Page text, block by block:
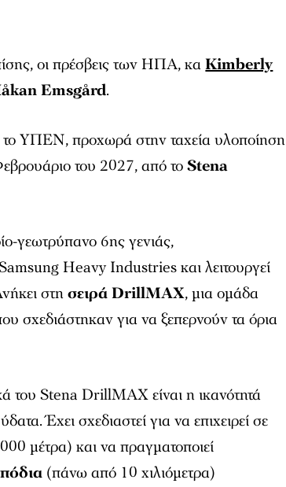
οι πρέσβεις των ΗΠΑ, καKimberly
Emsgård.
το ΥΠΕΝ, προχωρά στην ταχεία υλοποίηση
του 2027, από τοStena
γεωτρύπανο 6ης γενιάς,
Heavy Industries και λειτουργεί
στησειρά DrillMAX, μια ομάδα
σχεδιάστηκαν για να ξεπερνούν τα όρια
του Stena DrillMAX είναι η ικανότητά
ύδατα. Έχει σχεδιαστεί για να επιχειρεί σε
μέτρα) και να πραγματοποιεί
(πάνω από 10 χιλιόμετρα)